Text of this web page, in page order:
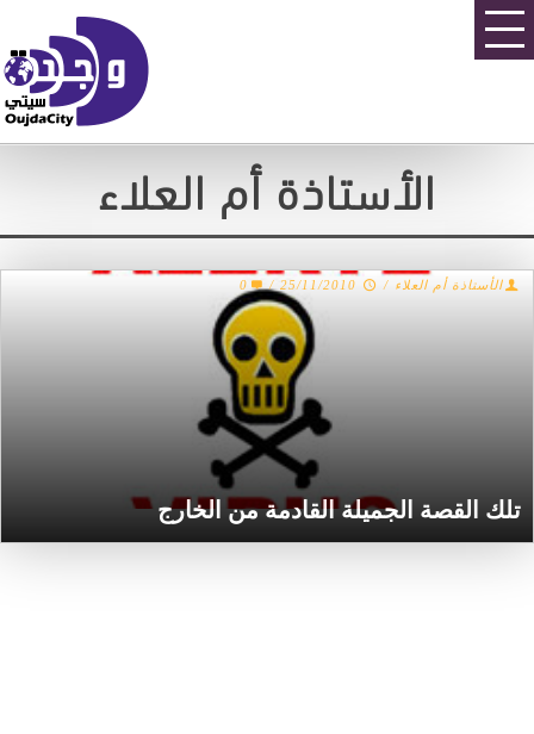
الأستاذة أم العلاء
تلك القصة الجميلة القادمة من الخارج
الأستاذة أم العلاء /
25/11/2010
/
0